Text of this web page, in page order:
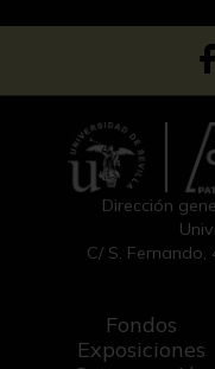
Dirección
C/ S. Fernando,
Fondos
Exposiciones